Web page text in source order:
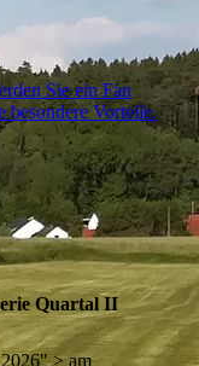
Sie ein Fan
besondere Vorteile.
Quartal II
> am